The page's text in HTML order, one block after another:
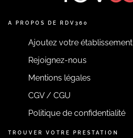
A PROPOS DE RDV360
Ajoutez votre établissement
Rejoignez-nous
Mentions légales
CGV / CGU
Politique de confidentialité
TROUVER VOTRE PRESTATION